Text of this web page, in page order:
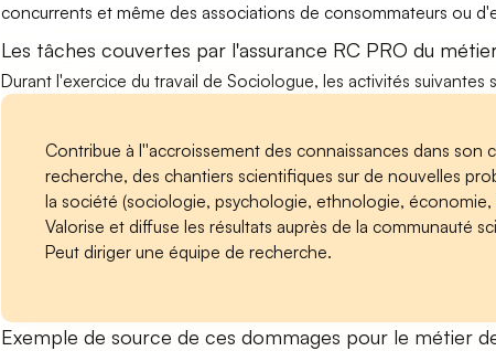
concurrents et même des associations de consommateurs ou
Les tâches couvertes par l'assurance RC PRO du
Durant l'exercice du travail de Sociologue, les activités suivantes
Contribue à l''accroissement des connaissances dans son
recherche, des chantiers scientifiques sur de nouvelles
la société (sociologie, psychologie, ethnologie, économie,
Valorise et diffuse les résultats auprès de la communauté
Peut diriger une équipe de recherche.
Exemple de source de ces dommages pour le métier